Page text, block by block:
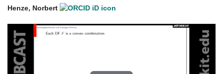
Henze, Norbert